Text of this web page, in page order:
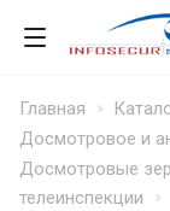
Главная
Досмотровое и
Досмотровые
телеинспекции